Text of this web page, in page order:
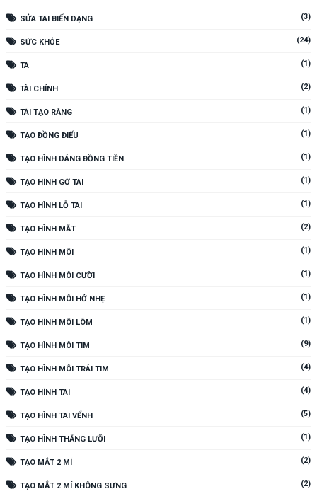
SỬA TAI BIẾN DẠNG (3)
SỨC KHỎE (24)
TA (1)
TÀI CHÍNH (2)
TÁI TẠO RĂNG (1)
TẠO ĐỒNG ĐIẾU (1)
TẠO HÌNH DÁNG ĐỒNG TIỀN (1)
TẠO HÌNH GỜ TAI (1)
TẠO HÌNH LỖ TAI (1)
TẠO HÌNH MẮT (2)
TẠO HÌNH MÔI (1)
TẠO HÌNH MÔI CƯỜI (1)
TẠO HÌNH MÔI HỞ NHẸ (1)
TẠO HÌNH MÔI LÕM (1)
TẠO HÌNH MÔI TIM (9)
TẠO HÌNH MÔI TRÁI TIM (4)
TẠO HÌNH TAI (4)
TẠO HÌNH TAI VỂNH (5)
TẠO HÌNH THẮNG LƯỠI (1)
TẠO MẮT 2 MÍ (2)
TẠO MẮT 2 MÍ KHÔNG SƯNG (2)